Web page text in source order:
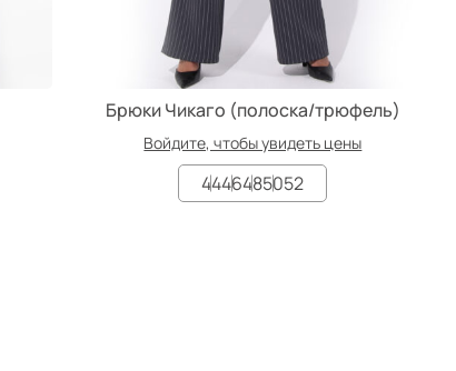
Брюки Чикаго (полоска/трюфель)
Войдите, чтобы увидеть цены
4446485052